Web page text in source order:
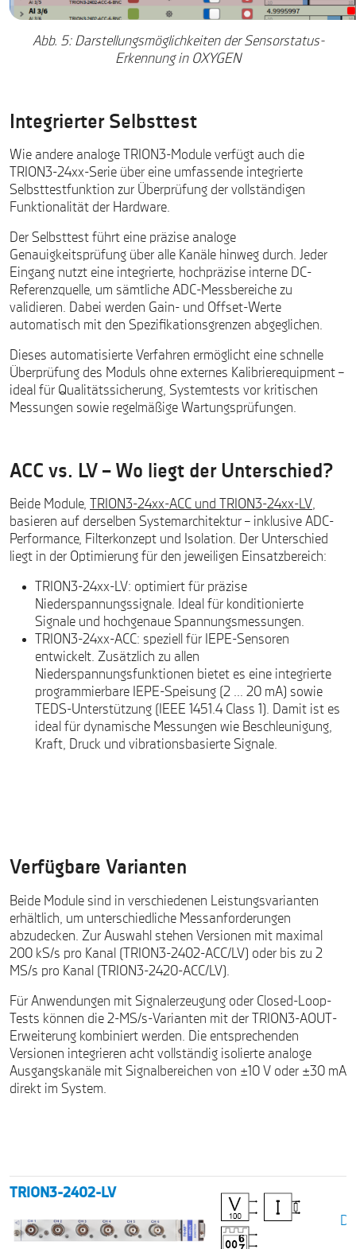
Abb. 5: Darstellungsmöglichkeiten der Sensorstatus-
Erkennung in OXYGEN
Integrierter Selbsttest
Wie andere analoge TRION3-Module verfügt auch die
TRION3-24xx-Serie über eine umfassende integrierte
Selbsttestfunktion zur Überprüfung der vollständigen
Funktionalität der Hardware.
Der Selbsttest führt eine präzise analoge
Genauigkeitsprüfung über alle Kanäle hinweg durch. Jeder
Eingang nutzt eine integrierte, hochpräzise interne DC-
Referenzquelle, um sämtliche ADC-Messbereiche zu
validieren. Dabei werden Gain- und Offset-Werte
automatisch mit den Spezifikationsgrenzen abgeglichen.
Dieses automatisierte Verfahren ermöglicht eine schnelle
Überprüfung des Moduls ohne externes Kalibrierequipment –
ideal für Qualitätssicherung, Systemtests vor kritischen
Messungen sowie regelmäßige Wartungsprüfungen.
ACC vs. LV – Wo liegt der Unterschied?
Beide Module, TRION3-24xx-ACC und TRION3-24xx-LV,
basieren auf derselben Systemarchitektur – inklusive ADC-
Performance, Filterkonzept und Isolation. Der Unterschied
liegt in der Optimierung für den jeweiligen Einsatzbereich:
TRION3-24xx-LV: optimiert für präzise
Niederspannungssignale. Ideal für konditionierte
Signale und hochgenaue Spannungsmessungen.
TRION3-24xx-ACC: speziell für IEPE-Sensoren
entwickelt. Zusätzlich zu allen
Niederspannungsfunktionen bietet es eine integrierte
programmierbare IEPE-Speisung (2 … 20 mA) sowie
TEDS-Unterstützung (IEEE 1451.4 Class 1). Damit ist es
ideal für dynamische Messungen wie Beschleunigung,
Kraft, Druck und vibrationsbasierte Signale.
Verfügbare Varianten
Beide Module sind in verschiedenen Leistungsvarianten
erhältlich, um unterschiedliche Messanforderungen
abzudecken. Zur Auswahl stehen Versionen mit maximal
200 kS/s pro Kanal (TRION3-2402-ACC/LV) oder bis zu 2
MS/s pro Kanal (TRION3-2420-ACC/LV).
Für Anwendungen mit Signalerzeugung oder Closed-Loop-
Tests können die 2-MS/s-Varianten mit der TRION3-AOUT-
Erweiterung kombiniert werden. Die entsprechenden
Versionen integrieren acht vollständig isolierte analoge
Ausgangskanäle mit Signalbereichen von ±10 V oder ±30 mA
direkt im System.
TRION3-2402-LV